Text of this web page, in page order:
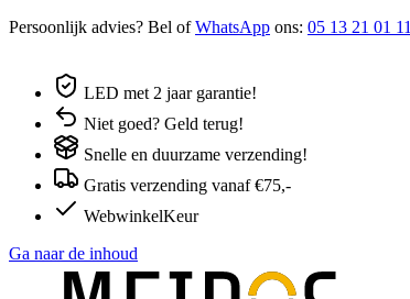
Persoonlijk advies? Bel ofWhatsApp ons: 05 13 21 01 11
LED met 2 jaar garantie!
Niet goed? Geld terug!
Snelle en duurzame verzending!
Gratis verzending vanaf €75,-
WebwinkelKeur
Ga naar de inhoud